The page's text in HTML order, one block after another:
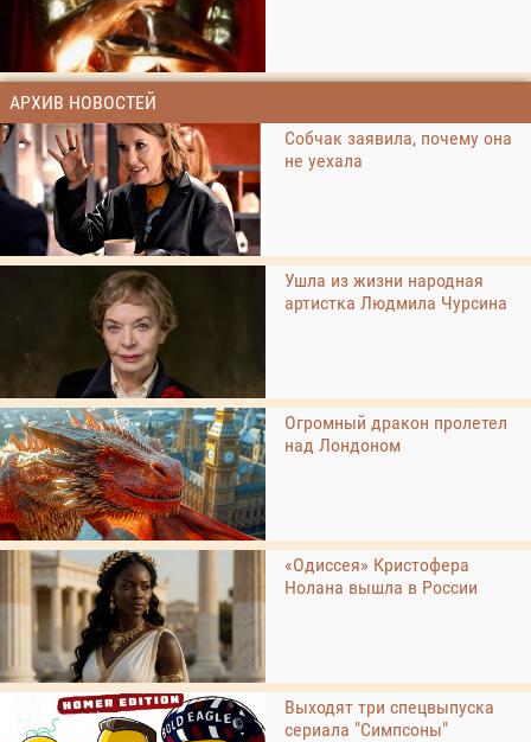
АРХИВ НОВОСТЕЙ
Собчак заявила, почему она
не уехала
Ушла из жизни народная
артистка Людмила Чурсина
Огромный дракон пролетел
над Лондоном
«Одиссея» Кристофера
Нолана вышла в России
Выходят три спецвыпуска
сериала "Симпсоны"